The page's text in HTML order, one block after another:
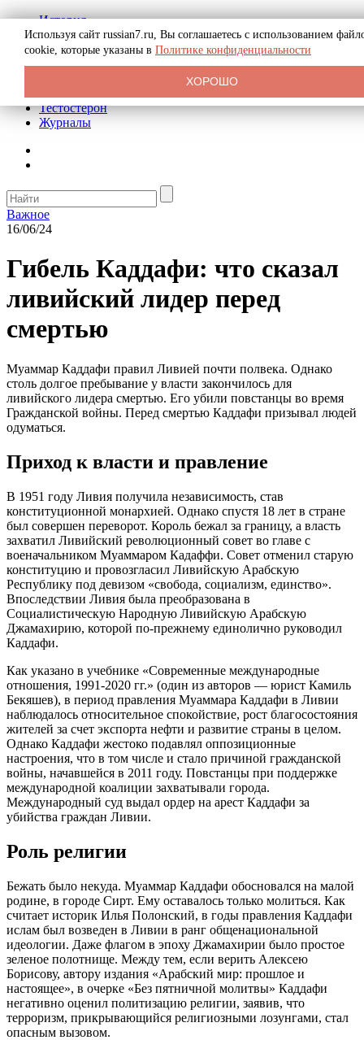
История
Биография
Криминал
Реклама на сайте
Тестостерон
Журналы
Важное
16/06/24
Гибель Каддафи: что сказал
ливийский лидер перед
смертью
Муаммар Каддафи правил Ливией почти полвека. Однако
столь долгое пребывание у власти закончилось для
ливийского лидера смертью. Его убили повстанцы во время
Гражданской войны. Перед смертью Каддафи призывал людей
одуматься.
Приход к власти и правление
В 1951 году Ливия получила независимость, став
конституционной монархией. Однако спустя 18 лет в стране
был совершен переворот. Король бежал за границу, а власть
захватил Ливийский революционный совет во главе с
военачальником Муаммаром Кадаффи. Совет отменил старую
конституцию и провозгласил Ливийскую Арабскую
Республику под девизом «свобода, социализм, единство».
Впоследствии Ливия была преобразована в
Социалистическую Народную Ливийскую Арабскую
Джамахирию, которой по-прежнему единолично руководил
Каддафи.
Как указано в учебнике «Современные международные
отношения, 1991-2020 гг.» (один из авторов — юрист Камиль
Бекяшев), в период правления Муаммара Каддафи в Ливии
наблюдалось относительное спокойствие, рост благосостояния
жителей за счет экспорта нефти и развитие страны в целом.
Однако Каддафи жестоко подавлял оппозиционные
настроения, что в том числе и стало причиной гражданской
войны, начавшейся в 2011 году. Повстанцы при поддержке
международной коалиции захватывали города.
Международный суд выдал ордер на арест Каддафи за
убийства граждан Ливии.
Роль религии
Бежать было некуда. Муаммар Каддафи обосновался на малой
родине, в городе Сирт. Ему оставалось только молиться. Как
считает историк Илья Полонский, в годы правления Каддафи
ислам был возведен в Ливии в ранг общенациональной
идеологии. Даже флагом в эпоху Джамахирии было простое
зеленое полотнище. Между тем, если верить Алексею
Борисову, автору издания «Арабский мир: прошлое и
настоящее», в очерке «Без пятничной молитвы» Каддафи
негативно оценил политизацию религии, заявив, что
терроризм, прикрывающийся религиозными лозунгами, стал
опасным вызовом.
Используя сайт russian7.ru, Вы соглашаетесь с использованием
cookie, которые указаны в Политике конфиденциальности
ХОРОШО